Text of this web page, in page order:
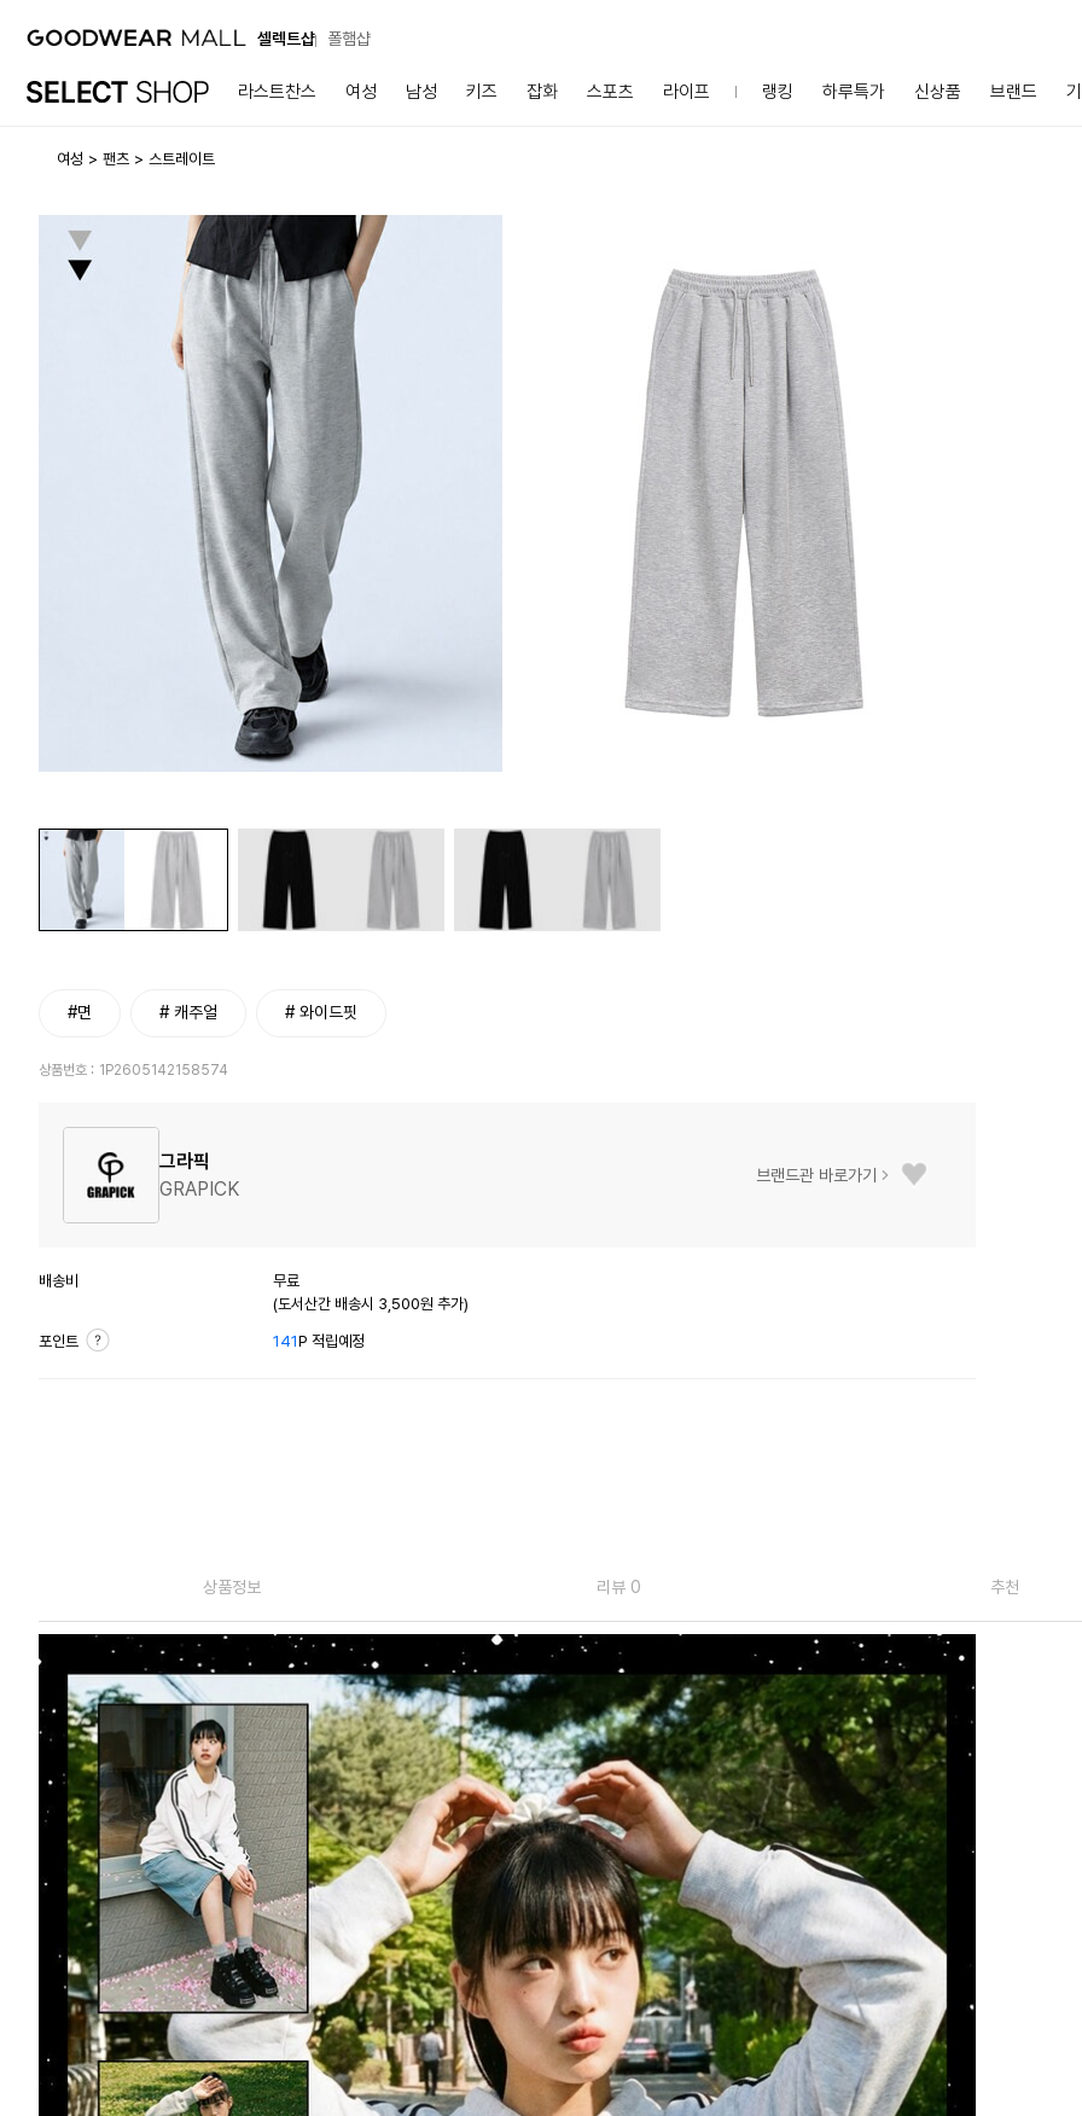
셀렉트샵 폴햄샵
라스트찬스 여성 남성 키즈 잡화 스포츠 라이프 랭킹 하루특가 신상품 브랜드
여성 팬츠 스트레이트
#면 # 캐주얼 # 와이드핏
상품번호 : 1P2605142158574
그라픽
GRAPICK
브랜드관 바로가기
배송비
무료
(도서산간 배송시 3,500원 추가)
포인트 141P 적립예정
상품정보 리뷰 0 추천